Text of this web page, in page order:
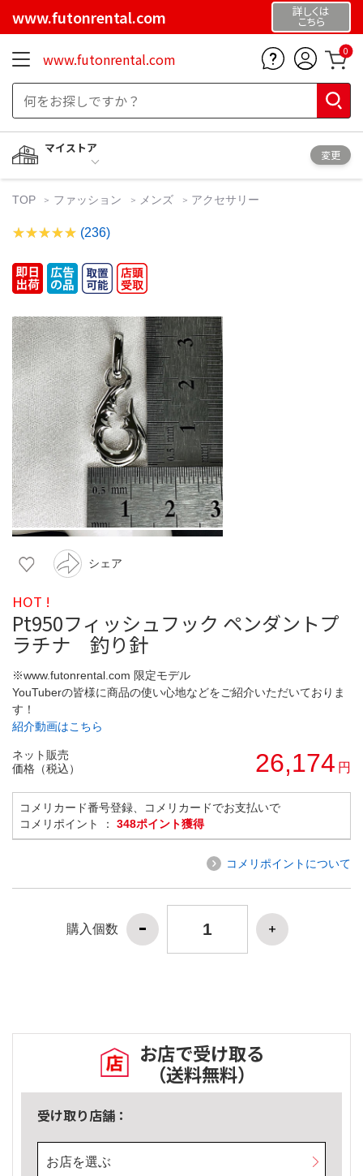
www.futonrental.com 詳しくは
こちら
www.futonrental.com 0
マイストア
変更
TOP ファッション メンズ アクセサリー
(236)
シェア
HOT !
Pt950フィッシュフック ペンダントプ
ラチナ 釣り針
※www.futonrental.com 限定モデル
YouTuberの皆様に商品の使い心地などをご紹介いただいておりま
す！
紹介動画はこちら
ネット販売
価格（税込）
26,174 円
コメリカード番号登録、コメリカードでお支払いで
コメリポイント ： 348ポイント獲得
コメリポイントについて
購入個数
お店で受け取る
（送料無料）
受け取り店舗：
お店を選ぶ